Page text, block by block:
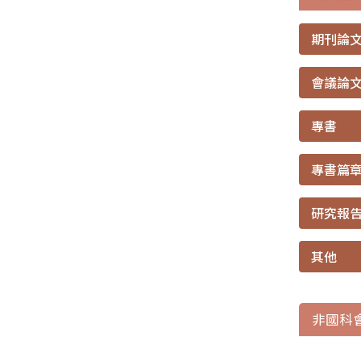
期刊論
會議論
專書
專書篇章
研究報
其他
非國科